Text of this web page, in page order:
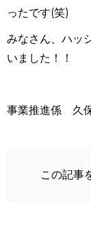
ったです(笑)
みなさん、ハッ
いました！！
事業推進係 久
この記事